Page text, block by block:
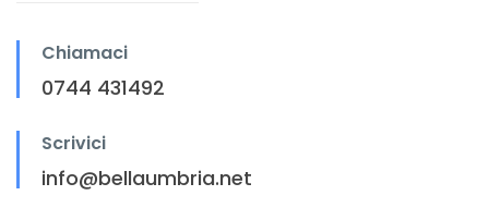
Chiamaci
0744 431492
Scrivici
info@bellaumbria.net